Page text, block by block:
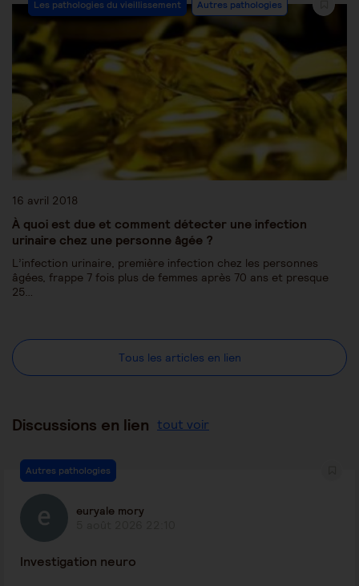
Les pathologies du vieillissement Autres pathologies
16 avril 2018
À quoi est due et comment détecter une infection
urinaire chez une personne âgée ?
L’infection urinaire, première infection chez les personnes
âgées, frappe 7 fois plus de femmes après 70 ans et presque
25…
Tous les articles en lien
Discussions en lien tout voir
Autres pathologies
euryale mory
Investigation neuro